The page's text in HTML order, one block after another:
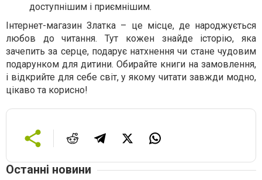
доступнішим і приємнішим.
Інтернет-магазин Златка – це місце, де народжується
любов до читання. Тут кожен знайде історію, яка
зачепить за серце, подарує натхнення чи стане чудовим
подарунком для дитини. Обирайте книги на замовлення,
і відкрийте для себе світ, у якому читати завжди модно,
цікаво та корисно!
Останні новини